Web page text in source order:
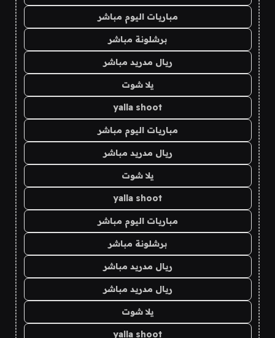
مباريات اليوم مباشر
برشلونة مباشر
ريال مدريد مباشر
يلا شوت
yalla shoot
مباريات اليوم مباشر
ريال مدريد مباشر
يلا شوت
yalla shoot
مباريات اليوم مباشر
برشلونة مباشر
ريال مدريد مباشر
ريال مدريد مباشر
يلا شوت
yalla shoot